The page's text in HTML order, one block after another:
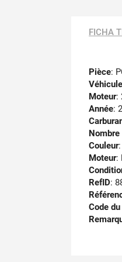
FICHA
Pièce:
Véhicule
Moteur:
Année:
Couleur
Moteur:
RefID:
Code